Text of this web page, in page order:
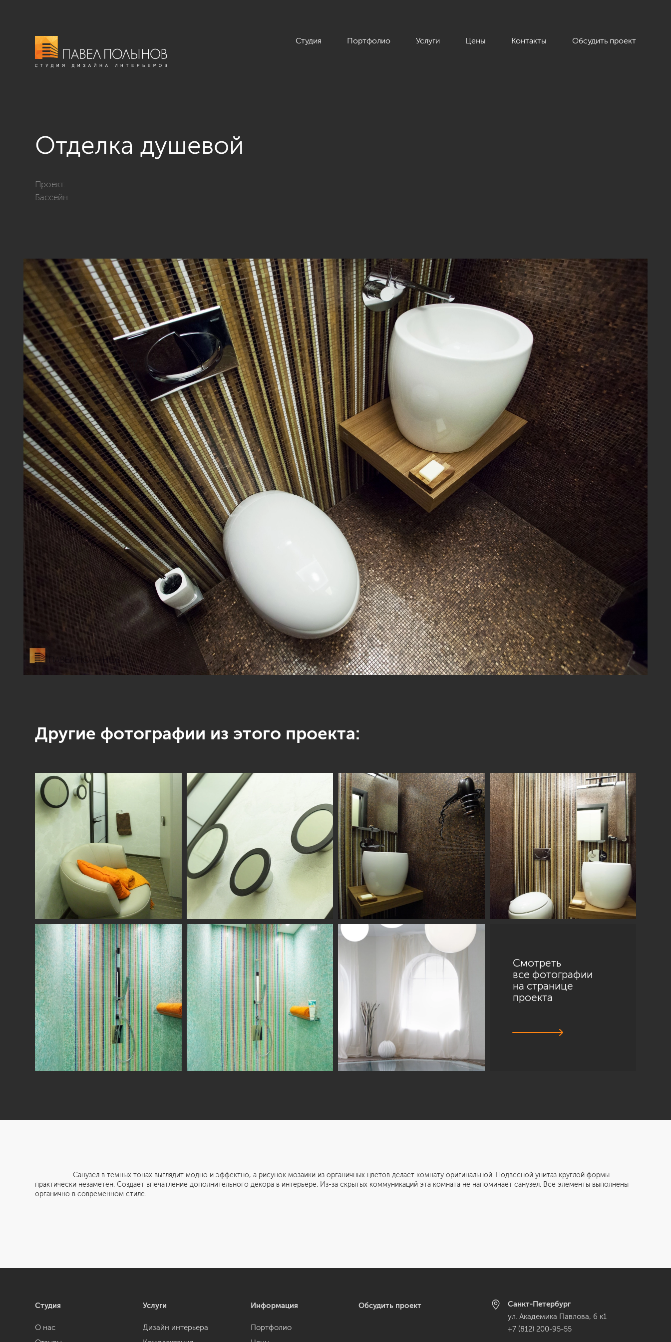
Студия Портфолио Услуги Цены Контакты Обсудить проект
Отделка душевой
Проект:
Бассейн
Другие фотографии из этого проекта:
Смотреть
все фотографии
на странице
проекта
Санузел в темных тонах выглядит модно и эффектно, а рисунок мозаики из органичных цветов делает комнату оригинальной. Подвесной унитаз круглой формы
практически незаметен. Создает впечатление дополнительного декора в интерьере. Из-за скрытых коммуникаций эта комната не напоминает санузел. Все элементы выполнены
органично в современном стиле.
Студия
О нас
Услуги
Дизайн интерьера
Информация
Портфолио
Обсудить проект
Санкт-Петербург
ул. Академика Павлова, 6 к1
+7 (812) 200-95-55